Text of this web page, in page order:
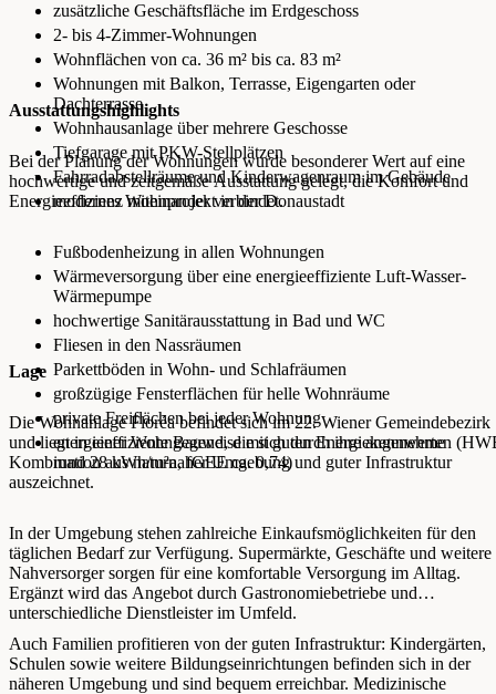
zusätzliche Geschäftsfläche im Erdgeschoss
2- bis 4-Zimmer-Wohnungen
Wohnflächen von ca. 36 m² bis ca. 83 m²
Wohnungen mit Balkon, Terrasse, Eigengarten oder
Dachterrasse
Wohnhausanlage über mehrere Geschosse
Tiefgarage mit PKW-Stellplätzen
Fahrradabstellräume und Kinderwagenraum im Gebäude
modernes Wohnprojekt in der Donaustadt
Ausstattungshighlights
Bei der Planung der Wohnungen wurde besonderer Wert auf eine
hochwertige und zeitgemäße Ausstattung gelegt, die Komfort und
Energieeffizienz miteinander verbindet.
Fußbodenheizung in allen Wohnungen
Wärmeversorgung über eine energieeffiziente Luft-Wasser-
Wärmepumpe
hochwertige Sanitärausstattung in Bad und WC
Fliesen in den Nassräumen
Parkettböden in Wohn- und Schlafräumen
großzügige Fensterflächen für helle Wohnräume
private Freiflächen bei jeder Wohnung
energieeffiziente Bauweise mit guten Energiekennwerten
rund 28 kWh/m²a, fGEE ca. 0,74)
Lage
Die Wohnanlage Floréa befindet sich im 22. Wiener Gemeindebezirk
und liegt in einer Wohngegend, die sich durch ihre angenehme
Kombination aus naturnaher Umgebung und guter Infrastruktur
auszeichnet.
In der Umgebung stehen zahlreiche Einkaufsmöglichkeiten für den
täglichen Bedarf zur Verfügung. Supermärkte, Geschäfte und weitere
Nahversorger sorgen für eine komfortable Versorgung im Alltag.
Ergänzt wird das Angebot durch Gastronomiebetriebe und
unterschiedliche Dienstleister im Umfeld.
Auch Familien profitieren von der guten Infrastruktur: Kindergärten,
Schulen sowie weitere Bildungseinrichtungen befinden sich in der
näheren Umgebung und sind bequem erreichbar. Medizinische